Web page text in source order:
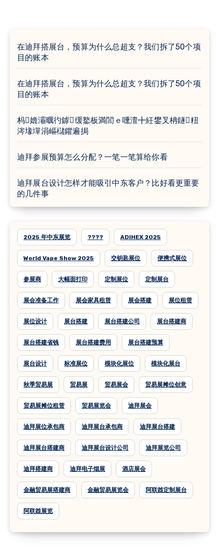
在迪拜搭展台，预算为什么总超支？我们拆了50个项
目的账本
在迪拜搭展台，预算为什么总超支？我们拆了50个项
目的账本
杩嫓灞曞彴鎼缓鐜板満閭ｅ嚑澶╋紝鐢叉柟鐩粈
涔堟墠涓嶇櫧鑺遍挶
迪拜参展预算怎么分配？一笔一笔算给你看
迪拜展台设计怎样才能吸引中东客户？比好看更重要
的几件事
2025 年中东展览 ???? ADIHEX 2025
World Vape Show 2025 交钥匙展位 便携式展位
参展商 大幅面打印 定制展位 定制展台
展会准备工作 展会家具租赁 展会搭建 展位租赁
展位设计 展台搭建 展台搭建公司 展台搭建商
展台搭建省钱 展台搭建费用 展台搭建预算
展台设计 标准展位 模块化展位 模块化展台
秋季贸易展 贸易展 贸易展会 贸易展摊位创意
贸易展摊位租赁 贸易展览会 迪拜展会
迪拜展位承包商 迪拜展台承包商 迪拜展台搭建
迪拜展台搭建商 迪拜展台设计公司 迪拜展览公司
迪拜搭建商 迪拜电子烟展 酒店展会
金融贸易展搭建商 金融贸易展览会 阿联酋定制展台
阿联酋展览